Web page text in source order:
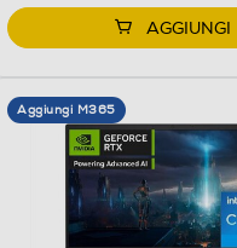
AGGIUNGI
Aggiungi M365